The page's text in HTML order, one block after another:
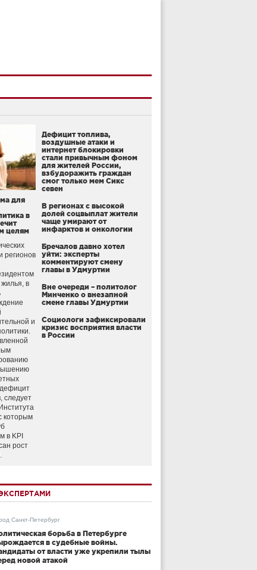
для
в
целям
регионов
в
и
следует
которым
в KPI
рост
Дефицит топлива,
воздушные атаки и
интернет блокировки
стали привычным фоном
для жителей России,
взбудоражить граждан
смог только мем Сикс
севен
В регионах с высокой
долей соцвыплат жители
чаще умирают от
инфарктов и онкологии
Бречалов давно хотел
уйти: эксперты
комментируют смену
главы в Удмуртии
Вне очереди – политолог
Минченко о внезапной
смене главы Удмуртии
Социологи зафиксировали
кризис восприятия власти
в России
Санкт-Петербург
борьба в Петербурге
в судебные войны.
от власти уже укрепили тылы
новой атакой